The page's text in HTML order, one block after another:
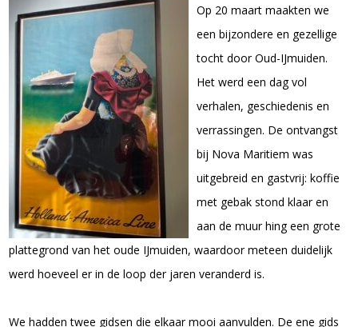
Op 20 maart maakten we
een bijzondere en gezellige
tocht door Oud-IJmuiden.
Het werd een dag vol
verhalen, geschiedenis en
verrassingen. De ontvangst
bij Nova Maritiem was
uitgebreid en gastvrij: koffie
met gebak stond klaar en
aan de muur hing een grote
plattegrond van het oude IJmuiden, waardoor meteen duidelijk
werd hoeveel er in de loop der jaren veranderd is.
We hadden twee gidsen die elkaar mooi aanvulden. De ene gids